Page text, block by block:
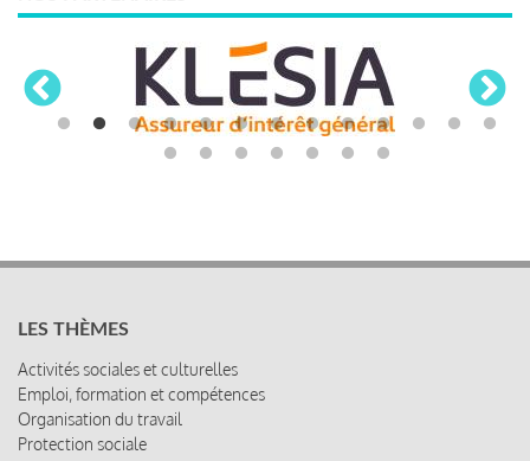
LES THÈMES
Activités sociales et culturelles
Emploi, formation et compétences
Organisation du travail
Protection sociale